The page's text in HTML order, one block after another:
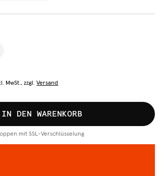
MwSt., zzgl. Versand
IN DEN WARENKORB
mit SSL-Verschlüsselung